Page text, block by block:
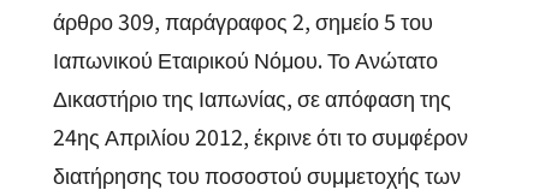
άρθρο 309, παράγραφος 2, σημείο 5 του
Ιαπωνικού Εταιρικού Νόμου. Το Ανώτατο
Δικαστήριο της Ιαπωνίας, σε απόφαση της
24ης Απριλίου 2012, έκρινε ότι το συμφέρον
διατήρησης του ποσοστού συμμετοχής των